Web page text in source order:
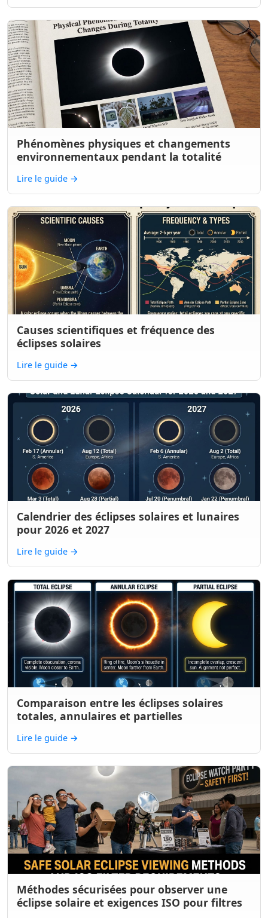
Phénomènes physiques et changements
environnementaux pendant la totalité
Lire le guide →
Causes scientifiques et fréquence des
éclipses solaires
Lire le guide →
Calendrier des éclipses solaires et lunaires
pour 2026 et 2027
Lire le guide →
Comparaison entre les éclipses solaires
totales, annulaires et partielles
Lire le guide →
Méthodes sécurisées pour observer une
éclipse solaire et exigences ISO pour filtres